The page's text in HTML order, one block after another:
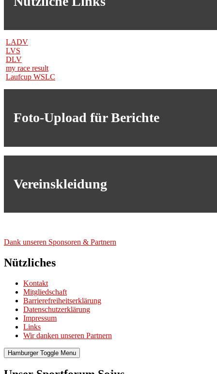
LADV
LVS
DLV
my race result
Laufcup WSLC
Foto-Upload für Berichte
Vereinskleidung
Dank unse­ren Spon­so­ren & Part­nern
Nützliches
Kontakt
Mitgliedschaft
Barrierefreiheitserklärung
Datenschutzerklärung
Impressum
Links
Wir danken unseren Partnern
Hamburger Toggle Menu